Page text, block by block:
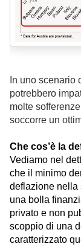
In uno scenario
potrebbero
molte
soccorre un
Che cos’è la
Vediamo nel
che il minimo
deflazione nella
una bolla
privato e non
scoppio di una
caratterizzato